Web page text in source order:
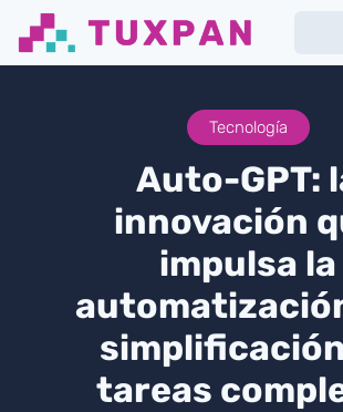
Tecnología
Auto-GPT:
innovación
impulsa la
tareas